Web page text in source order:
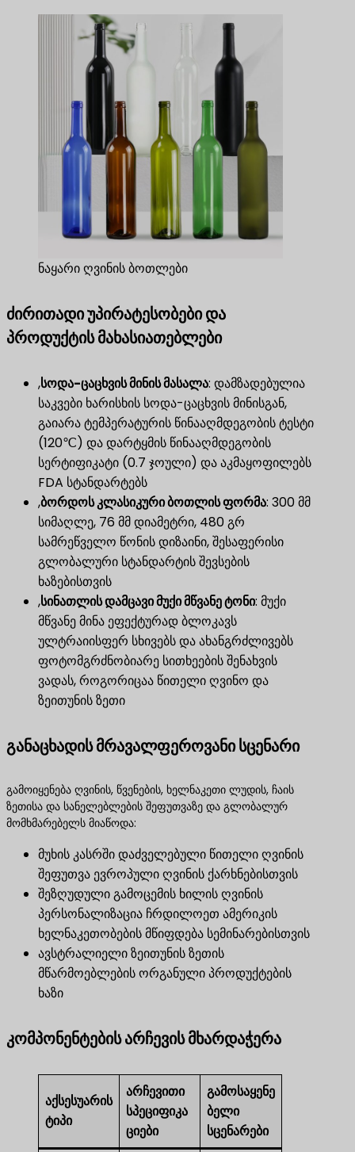
ნაყარი ღვინის ბოთლები
ძირითადი უპირატესობები და
პროდუქტის მახასიათებლები
,სოდა-ცაცხვის მინის მასალა​: დამზადებულია
საკვები ხარისხის სოდა-ცაცხვის მინისგან,
გაიარა ტემპერატურის წინააღმდეგობის ტესტი
(120℃) და დარტყმის წინააღმდეგობის
სერტიფიკატი (0.7 ჯოული) და აკმაყოფილებს
FDA სტანდარტებს
,ბორდოს კლასიკური ბოთლის ფორმა​: 300 მმ
სიმაღლე, 76 მმ დიამეტრი, 480 გრ
სამრეწველო წონის დიზაინი, შესაფერისი
გლობალური სტანდარტის შევსების
ხაზებისთვის
,სინათლის დამცავი მუქი მწვანე ტონი​: მუქი
მწვანე მინა ეფექტურად ბლოკავს
ულტრაიისფერ სხივებს და ახანგრძლივებს
ფოტომგრძნობიარე სითხეების შენახვის
ვადას, როგორიცაა წითელი ღვინო და
ზეითუნის ზეთი
განაცხადის მრავალფეროვანი სცენარი
გამოიყენება ღვინის, წვენების, ხელნაკეთი ლუდის, ჩაის
ზეთისა და სანელებლების შეფუთვაზე და გლობალურ
მომხმარებელს მიაწოდა:
მუხის კასრში დაძველებული წითელი ღვინის
შეფუთვა ევროპული ღვინის ქარხნებისთვის
შეზღუდული გამოცემის ხილის ღვინის
პერსონალიზაცია ჩრდილოეთ ამერიკის
ხელნაკეთობების მწიფდება სემინარებისთვის
ავსტრალიელი ზეითუნის ზეთის
მწარმოებლების ორგანული პროდუქტების
ხაზი
კომპონენტების არჩევის მხარდაჭერა
აქსესუარის
ტიპი
არჩევითი
სპეციფიკა
ციები
გამოსაყენე
ბელი
სცენარები